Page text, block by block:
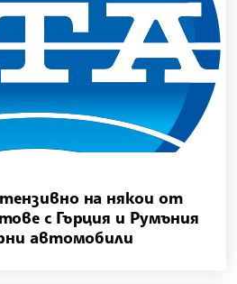
на някои от
с Гърция и Румъния
автомобили